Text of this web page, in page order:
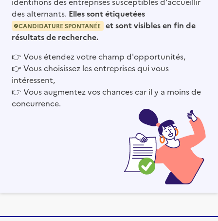
des alternants. Elles sont étiquetées
CANDIDATURE SPONTANÉE
et sont visibles en fin de
résultats de recherche.
👉 Vous étendez votre champ d'opportunités,
👉 Vous choisissez les entreprises qui vous
intéressent,
👉 Vous augmentez vos chances car il y a moins de
concurrence.